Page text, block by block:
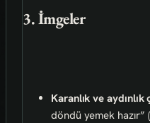
3. İmgeler
Karanlık ve aydınlık
döndü yemek hazır”